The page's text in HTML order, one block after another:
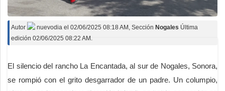
Autor nuevodia el 02/06/2025 08:18 AM , Sección Nogales Última
edición 02/06/2025 08:22 AM.
El silencio del rancho La Encantada, al sur de Nogales, Sonora,
se rompió con el grito desgarrador de un padre. Un columpio,